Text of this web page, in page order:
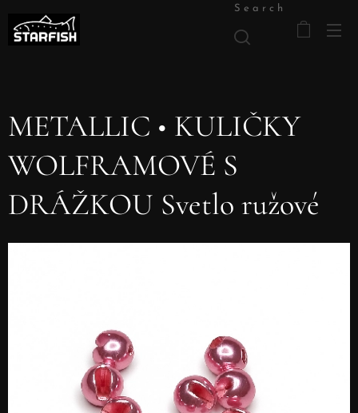
Search
METALLIC • KULIČKY
WOLFRAMOVÉ S
DRÁŽKOU Svetlo ružové